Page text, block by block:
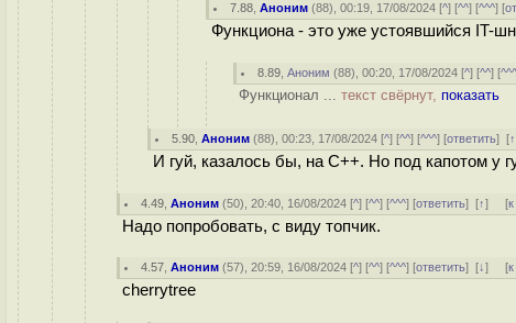
7.88 ,Аноним (88), 00:19, 17/08/2024 [^] [^^] [^^^] [
Функциона - это уже устоявшийся IT-
8.89 ,Аноним (88), 00:20, 17/08/2024 [^] [^^] [
Функционал ... текст свёрнут, показать
5.90 ,Аноним (88), 00:23, 17/08/2024 [^] [^^] [^^^] [ответить][↑
И гуй, казалось бы, на C++. Но под капотом у
4.49 ,Аноним (50), 20:40, 16/08/2024 [^] [^^] [^^^] [ответить][↑] [
Надо попробовать, с виду топчик.
4.57 ,Аноним (57), 20:59, 16/08/2024 [^] [^^] [^^^] [ответить][↓] [
cherrytree